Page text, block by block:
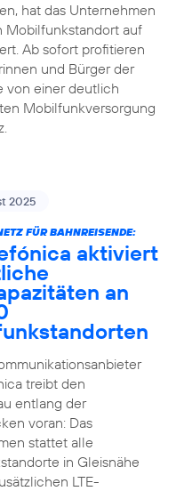
hat das Unternehmen
Mobilfunkstandort auf
Ab sofort profitieren
und Bürger der
von einer deutlich
Mobilfunkversorgung
2025
FÜR BAHNREISENDE:
aktiviert
an
treibt den
entlang der
voran: Das
stattet alle
in Gleisnähe
LTE-